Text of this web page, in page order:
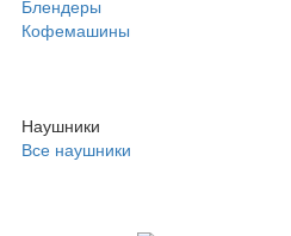
Блендеры
Кофемашины
Наушники
Все наушники